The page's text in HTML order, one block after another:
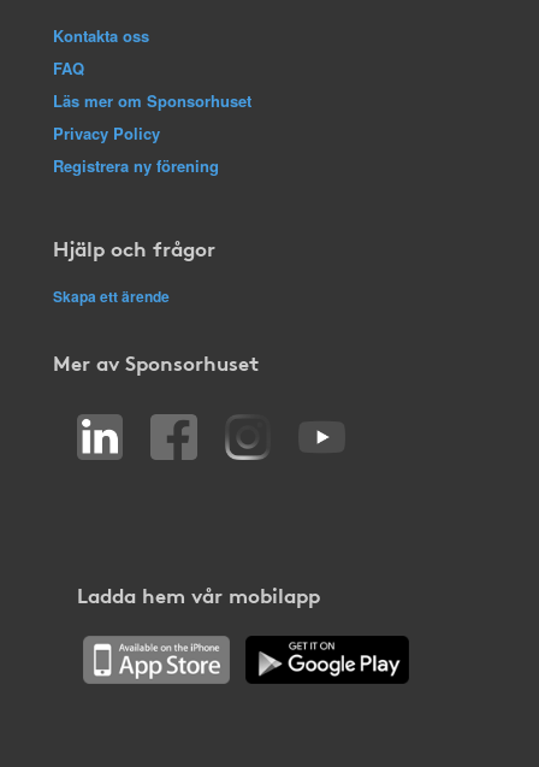
Kontakta oss
FAQ
Läs mer om Sponsorhuset
Privacy Policy
Registrera ny förening
Hjälp och frågor
Skapa ett ärende
Mer av Sponsorhuset
Ladda hem vår mobilapp